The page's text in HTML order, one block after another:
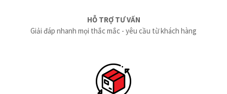
HỖ TRỢ TƯ VẤN
Giải đáp nhanh mọi thắc mắc - yêu cầu từ khách hàng